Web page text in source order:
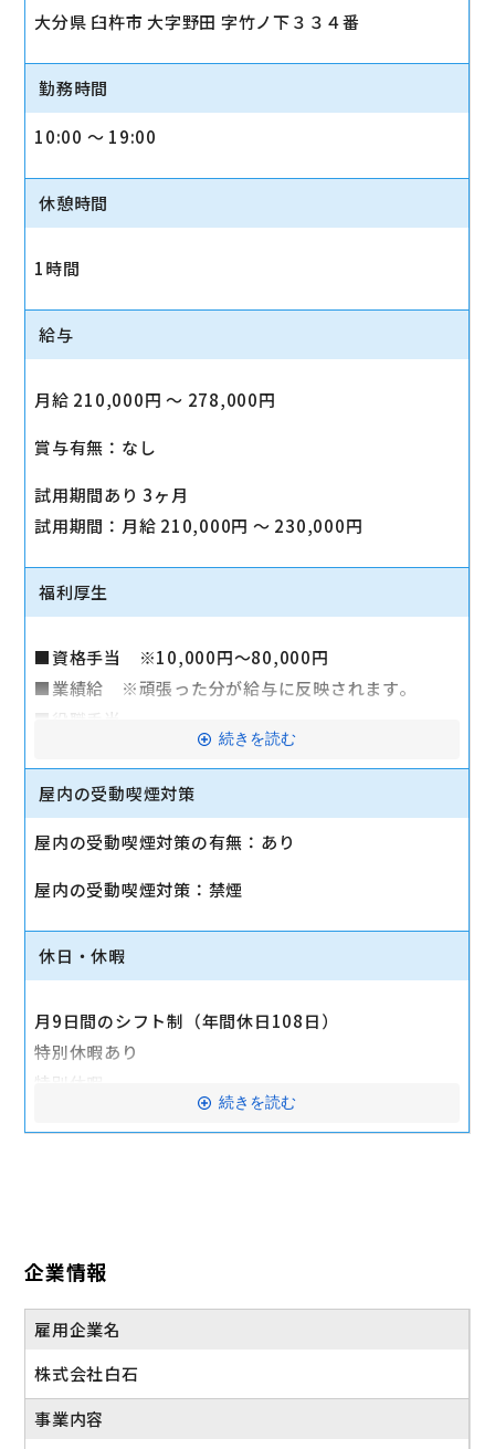
大分県 臼杵市 大字野田 字竹ノ下３３４番
勤務時間
10:00 〜 19:00
休憩時間
1時間
給与
月給 210,000円 〜 278,000円
賞与有無：なし
試用期間あり 3ヶ月
試用期間：月給 210,000円 〜 230,000円
福利厚生
■資格手当 ※10,000円～80,000円
■業績給 ※頑張った分が給与に反映されます。
■役職手当
■昇給有り
■社会保険完備
■定期健康診断
■予防接種手当
■制服無償貸与
■誕生日御祝い金
■懇親会補助
交通費全額支給
続きを読む
屋内の受動喫煙対策
屋内の受動喫煙対策の有無：あり
屋内の受動喫煙対策：禁煙
休日・休暇
月9日間のシフト制（年間休日108日）
特別休暇あり
特別休暇
続きを読む
企業情報
雇用企業名
株式会社白石
事業内容